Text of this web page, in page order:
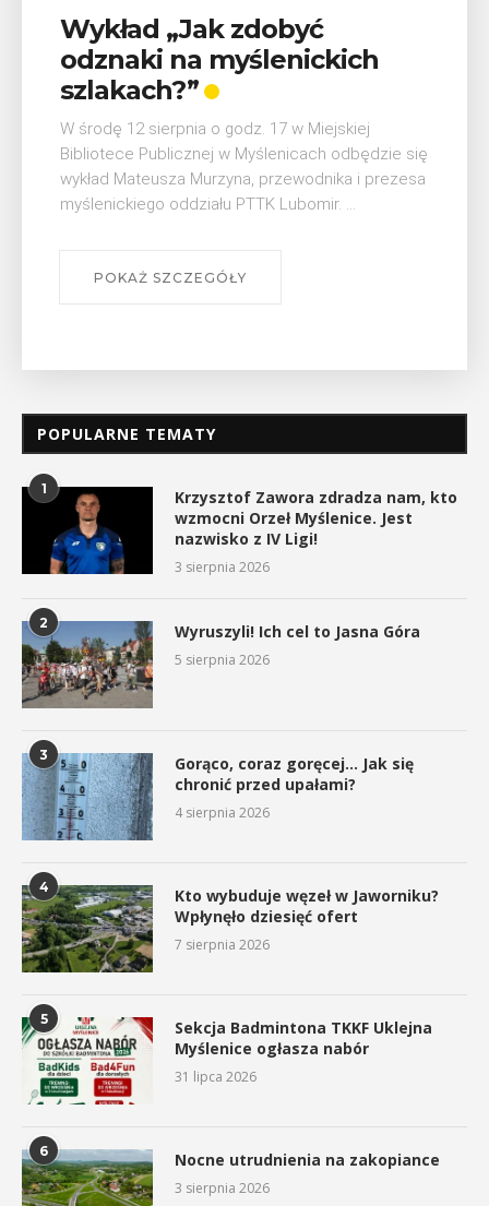
Wykład „Jak zdobyć
odznaki na myślenickich
szlakach?”
W środę 12 sierpnia o godz. 17 w Miejskiej
Bibliotece Publicznej w Myślenicach odbędzie się
wykład Mateusza Murzyna, przewodnika i prezesa
myślenickiego oddziału PTTK Lubomir. ...
POKAŻ SZCZEGÓŁY
POPULARNE TEMATY
1
Krzysztof Zawora zdradza nam, kto
wzmocni Orzeł Myślenice. Jest
nazwisko z IV Ligi!
3 sierpnia 2026
2 Wyruszyli! Ich cel to Jasna Góra
5 sierpnia 2026
3
Gorąco, coraz goręcej… Jak się
chronić przed upałami?
4 sierpnia 2026
4
Kto wybuduje węzeł w Jaworniku?
Wpłynęło dziesięć ofert
7 sierpnia 2026
5
Sekcja Badmintona TKKF Uklejna
Myślenice ogłasza nabór
31 lipca 2026
6 Nocne utrudnienia na zakopiance
3 sierpnia 2026